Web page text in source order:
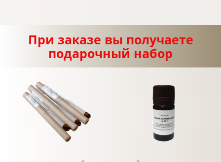
При заказе вы получаете
подарочный набор